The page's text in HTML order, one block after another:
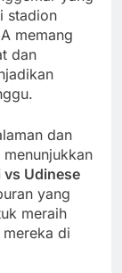
stadion
memang
dan
dan
vs Udinese
yang
meraih
di